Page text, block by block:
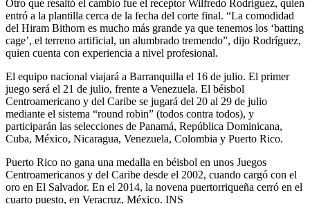
Otro que resaltó el cambio fue el receptor Wilfredo Rodríguez, quien
entró a la plantilla cerca de la fecha del corte final. “La comodidad
del Hiram Bithorn es mucho más grande ya que tenemos los ‘batting
cage’, el terreno artificial, un alumbrado tremendo”, dijo Rodríguez,
quien cuenta con experiencia a nivel profesional.
El equipo nacional viajará a Barranquilla el 16 de julio. El primer
juego será el 21 de julio, frente a Venezuela. El béisbol
Centroamericano y del Caribe se jugará del 20 al 29 de julio
mediante el sistema “round robin” (todos contra todos), y
participarán las selecciones de Panamá, República Dominicana,
Cuba, México, Nicaragua, Venezuela, Colombia y Puerto Rico.
Puerto Rico no gana una medalla en béisbol en unos Juegos
Centroamericanos y del Caribe desde el 2002, cuando cargó con el
oro en El Salvador. En el 2014, la novena puertorriqueña cerró en el
cuarto puesto, en Veracruz, México. INS